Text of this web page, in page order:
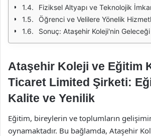
Fiziksel Altyapı ve Teknolojik
Öğrenci ve Velilere Yönelik
Sonuç: Ataşehir Koleji'nin Geleceği
Ataşehir Koleji ve Eğitim
Ticaret Limited Şirketi:
Kalite ve Yenilik
Eğitim, bireylerin ve toplumların
oynamaktadır. Bu bağlamda, Ataşehir